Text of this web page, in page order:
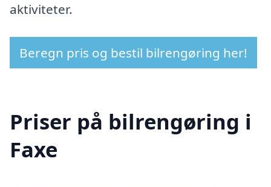
aktiviteter.
Beregn pris og bestil bilrengøring her!
Priser på bilrengøring i
Faxe